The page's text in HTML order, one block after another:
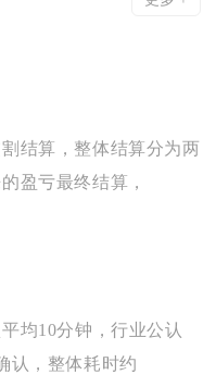
结算，整体结算分为两
盈亏最终结算，
均10分钟，行业公认
认，整体耗时约